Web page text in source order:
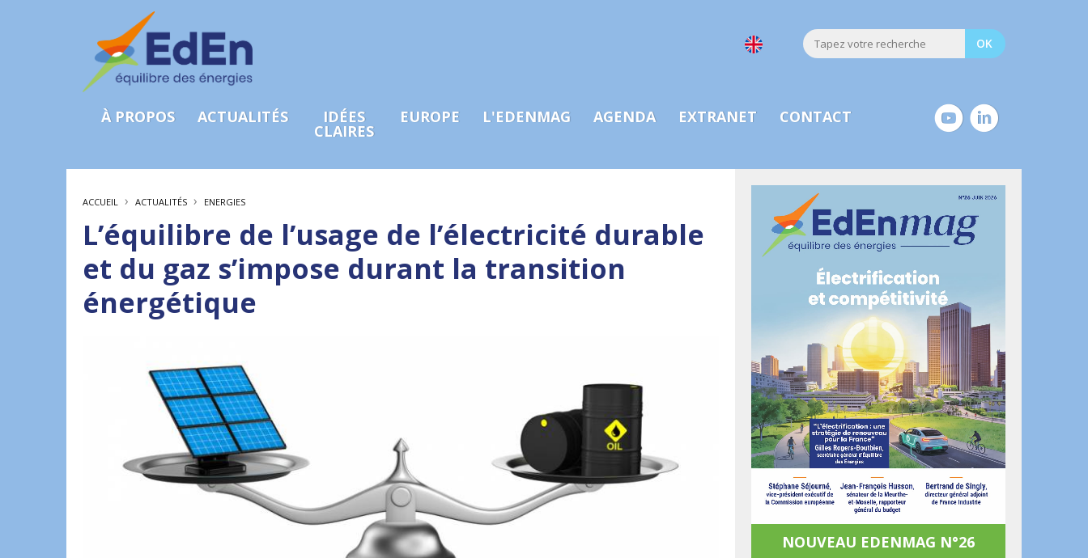
À PROPOS ACTUALITÉS IDÉES
CLAIRES
EUROPE L'EDENMAG AGENDA EXTRANET CONTACT
ACCUEIL › ACTUALITÉS › ENERGIES
L’équilibre de l’usage de l’électricité durable
et du gaz s’impose durant la transition
énergétique
NOUVEAU EDENMAG N°26